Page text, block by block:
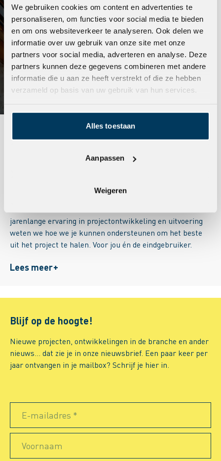
We gebruiken cookies om content en advertenties te
personaliseren, om functies voor social media te bieden
en om ons websiteverkeer te analyseren. Ook delen we
informatie over uw gebruik van onze site met onze
partners voor social media, adverteren en analyse. Deze
partners kunnen deze gegevens combineren met andere
informatie die u aan ze heeft verstrekt of die ze hebben
verzameld op basis van uw gebruik van hun services.
Alles toestaan
Aanpassen
Weigeren
Nieuwbouw
De perfecte balans vinden tussen jouw eigen
als ontwikkelaar, woningcorporatie of belegger altijd naar
streeft. En dat is precies waarin wij jou ondersteunen. Van
jarenlange ervaring in projectontwikkeling en uitvoering
weten we hoe we je kunnen ondersteunen om het beste
uit het project te halen. Voor jou én de eindgebruiker.
Lees meer+
Blijf op de hoogte!
Nieuwe projecten, ontwikkelingen in de branche en ander
nieuws… dat zie je in onze nieuwsbrief. Een paar keer per
jaar ontvangen in je mailbox? Schrijf je hier in.
E-mailadres *
Voornaam